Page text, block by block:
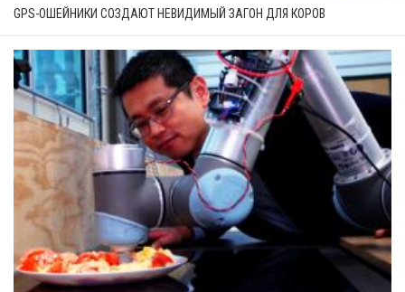
GPS-ОШЕЙНИКИ СОЗДАЮТ НЕВИДИМЫЙ ЗАГОН ДЛЯ КОРОВ